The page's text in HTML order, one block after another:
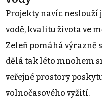
Projekty navíc neslouží
vodě, kvalitu života ve
Zeleň pomáhá výrazně
dělá tak léto mnohem
veřejné prostory
volnočasového vyžití.